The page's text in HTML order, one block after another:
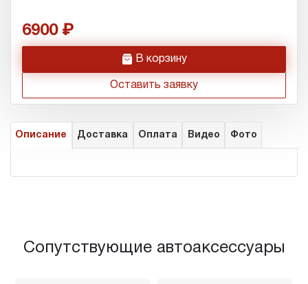
6900
h В корзину
Оставить заявку
Описание Доставка Оплата Видео Фото
Сопутствующие автоаксессуары